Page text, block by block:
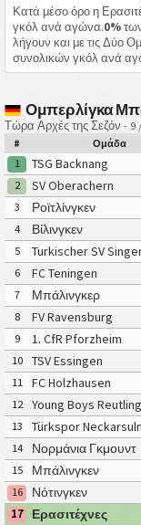
Κατά μέσο όρο η
γκόλ ανά αγώνα.0%
λήγουν και με τις Δύο
συνολικών γκόλ ανά
Ομπερλίγκα
Τώρα Αρχές της Σεζόν - 9
# Ομάδα
1 TSG Backnang
2
SV Oberachern
3
Ροϊτλίνγκεν
4
Βίλινγκεν
5
Turkischer SV
6
FC Teningen
7
Μπάλινγκερ
8
FV Ravensburg
9
1. CfR Pforzheim
10
TSV Essingen
11
FC Holzhausen
12
Young Boys
13
Türkspor
14
Νορμάνια Γκμουντ
15
Μπάλινγκεν
16
Νότινγκεν
17
Ερασιτέχνες